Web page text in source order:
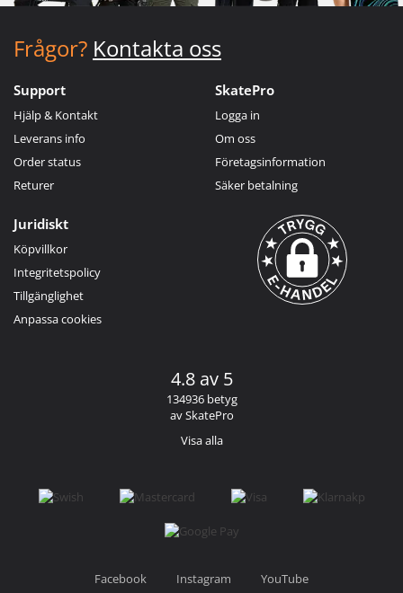
Frågor? Kontakta oss
Support
Hjälp & Kontakt
Leverans info
Order status
Returer
SkatePro
Logga in
Om oss
Företagsinformation
Säker betalning
Juridiskt
Köpvillkor
Integritetspolicy
Tillgänglighet
Anpassa cookies
4.8 av 5
134936 betyg
av SkatePro
Visa alla
Facebook Instagram YouTube